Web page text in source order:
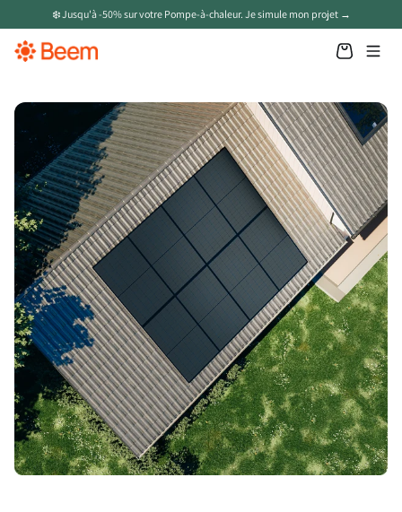
❄️ Jusqu'à -50% sur votre Pompe-à-chaleur. Je simule mon projet →
Nos produits
Panneaux solaires en toiture
Batteries solaires
Panneaux solaires plug & play
Chargeur VE
Pompe à chaleur
App Beem
Aide et savoir